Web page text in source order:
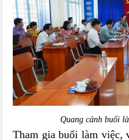
Quang cảnh buổi
Tham gia buổi làm việc,